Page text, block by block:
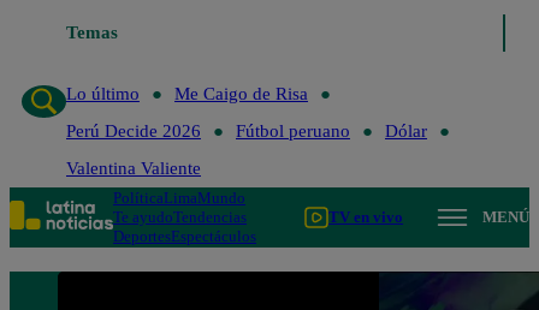
Temas
Lo último
Me Caigo de Risa
Perú Decide 2026
Fútbol peruano
Dólar
Valentina Valiente
PolíticaLimaMundo
Te ayudoTendencias
DeportesEspectáculos
TV en vivo MENÚ